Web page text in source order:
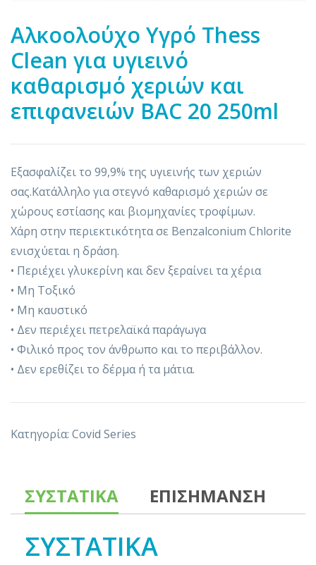
Αλκοολούχο Υγρό Thess
Clean για υγιεινό
καθαρισμό χεριών και
επιφανειών BAC 20 250ml
Εξασφαλίζει το 99,9% της υγιεινής των χεριών
σας.Κατάλληλο για στεγνό καθαρισμό χεριών σε
χώρους εστίασης και βιομηχανίες τροφίμων.
Χάρη στην περιεκτικότητα σε Benzalconium Chlorite
ενισχύεται η δράση.
• Περιέχει γλυκερίνη και δεν ξεραίνει τα χέρια
• Μη Τοξικό
• Μη καυστικό
• Δεν περιέχει πετρελαϊκά παράγωγα
• Φιλικό προς τον άνθρωπο και το περιβάλλον.
• Δεν ερεθίζει το δέρμα ή τα μάτια.
Κατηγορία: Covid Series
ΣΥΣΤΑΤΙΚΑ ΕΠΙΣΗΜΑΝΣΗ
ΣΥΣΤΑΤΙΚΑ